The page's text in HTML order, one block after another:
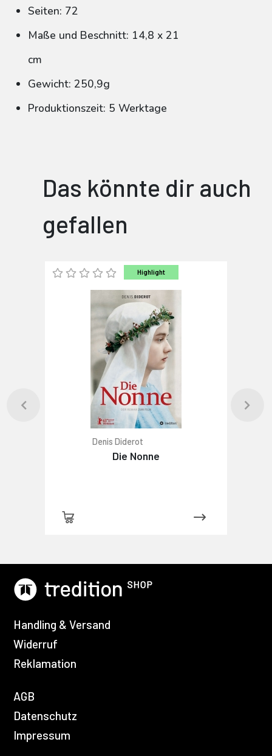
Seiten: 72
Maße und Beschnitt: 14,8 x 21
cm
Gewicht: 250,9g
Produktionszeit: 5 Werktage
Das könnte dir auch
gefallen
Highlight
Denis Diderot
Die Nonne
Handling & Versand
Widerruf
Reklamation
AGB
Datenschutz
Impressum